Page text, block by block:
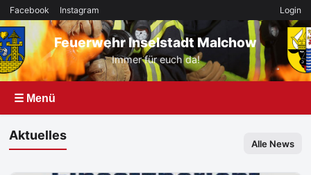
Facebook Instagram Login
Feuerwehr Inselstadt Malchow
Immer für euch da!
☰ Menü
Aktuelles
Alle News